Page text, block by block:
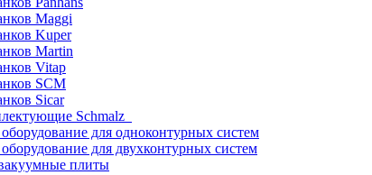
Maggi
Kuper
Martin
Vitap
SCM
Sicar
Schmalz
для одноконтурных систем
для двухконтурных систем
плиты